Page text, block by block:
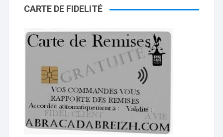
CARTE DE FIDELITÉ